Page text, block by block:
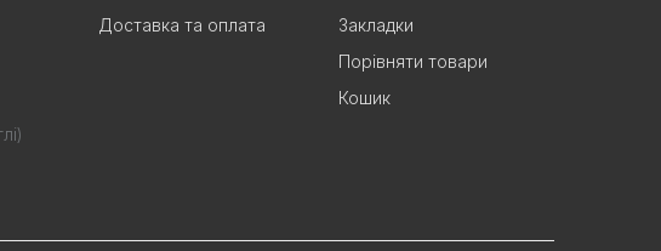
Доставка та оплата
Закладки
Порівняти товари
Кошик